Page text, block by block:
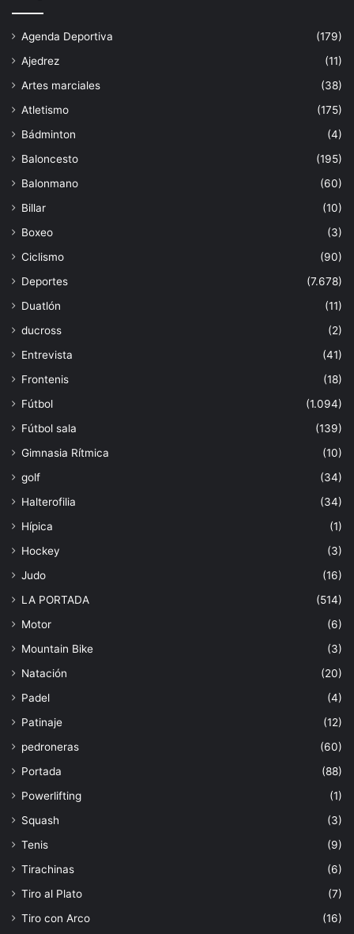
Agenda Deportiva
(179)
Ajedrez
(11)
Artes marciales
(38)
Atletismo
(175)
Bádminton
(4)
Baloncesto
(195)
Balonmano
(60)
Billar
(10)
Boxeo
(3)
Ciclismo
(90)
Deportes
(7.678)
Duatlón
(11)
ducross
(2)
Entrevista
(41)
Frontenis
(18)
Fútbol
(1.094)
Fútbol sala
(139)
Gimnasia Rítmica
(10)
golf
(34)
Halterofilia
(34)
Hípica
(1)
Hockey
(3)
Judo
(16)
LA PORTADA
(514)
Motor
(6)
Mountain Bike
(3)
Natación
(20)
Padel
(4)
Patinaje
(12)
pedroneras
(60)
Portada
(88)
Powerlifting
(1)
Squash
(3)
Tenis
(9)
Tirachinas
(6)
Tiro al Plato
(7)
Tiro con Arco
(16)